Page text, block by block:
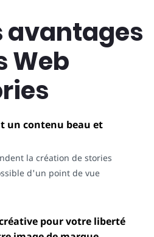
avantages
Web
un contenu beau et
la création de stories
d'un point de vue
pour votre liberté